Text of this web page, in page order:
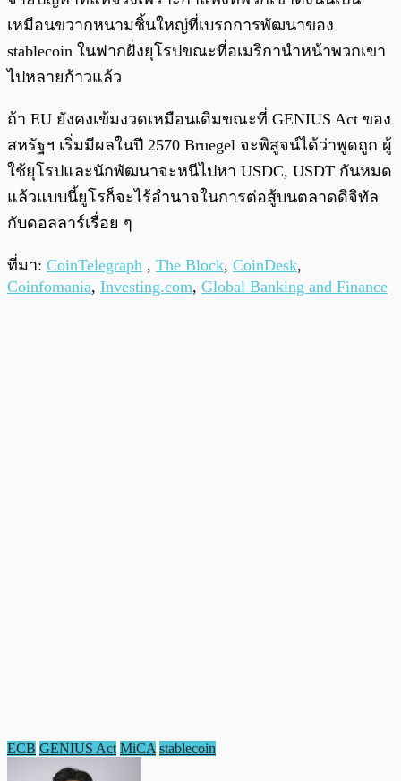
เหมือนขวากหนามชิ้นใหญ่ที่เบรกการพัฒนาของ
stablecoin ในฟากฝั่งยุโรปขณะที่อเมริกานำหน้าพวกเขา
ไปหลายก้าวแล้ว
ถ้า EU ยังคงเข้มงวดเหมือนเดิมขณะที่ GENIUS Act ของ
สหรัฐฯ เริ่มมีผลในปี 2570 Bruegel จะพิสูจน์ได้ว่าพูดถูก ผู้
ใช้ยุโรปและนักพัฒนาจะหนีไปหา USDC, USDT กันหมด
แล้วแบบนี้ยูโรก็จะไร้อำนาจในการต่อสู้บนตลาดดิจิทัล
กับดอลลาร์เรื่อย ๆ
ที่มา: CoinTelegraph , The Block, CoinDesk,
Coinfomania, Investing.com, Global Banking and Finance
ECB GENIUS Act MiCA stablecoin